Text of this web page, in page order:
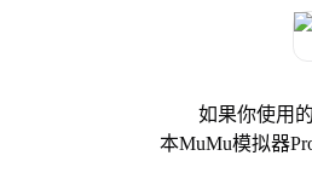
如果你使用
本MuMu模拟器